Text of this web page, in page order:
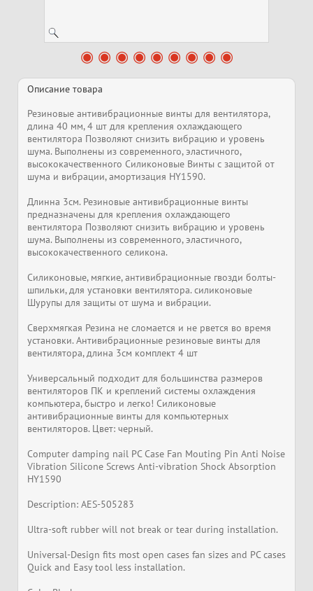
Описание товара
Резиновые антивибрационные винты для вентилятора,
длина 40 мм, 4 шт для крепления охлаждающего
вентилятора Позволяют снизить вибрацию и уровень
шума. Выполнены из современного, эластичного,
высококачественного Силиконовые Винты с защитой от
шума и вибрации, амортизация HY1590.
Длинна 3см. Резиновые антивибрационные винты
предназначены для крепления охлаждающего
вентилятора Позволяют снизить вибрацию и уровень
шума. Выполнены из современного, эластичного,
высококачественного селикона.
Силиконовые, мягкие, антивибрационные гвозди болты-
шпильки, для установки вентилятора. силиконовые
Шурупы для защиты от шума и вибрации.
Сверхмягкая Резина не сломается и не рвется во время
установки. Антивибрационные резиновые винты для
вентилятора, длина 3см комплект 4 шт
Универсальный подходит для большинства размеров
вентиляторов ПК и креплений системы охлаждения
компьютера, быстро и легко! Силиконовые
антивибрационные винты для компьютерных
вентиляторов. Цвет: черный.
Computer damping nail PC Case Fan Mouting Pin Anti Noise
Vibration Silicone Screws Anti-vibration Shock Absorption
HY1590
Description: AES-505283
Ultra-soft rubber will not break or tear during installation.
Universal-Design fits most open cases fan sizes and PC cases
Quick and Easy tool less installation.